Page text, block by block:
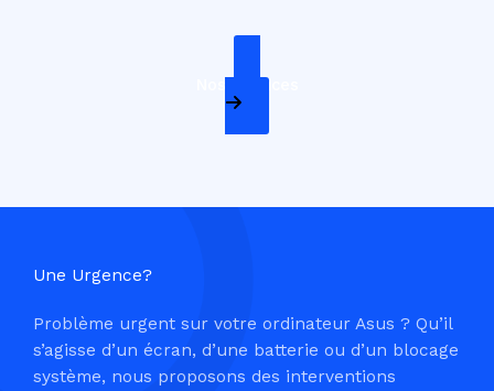
Nos Services
Une Urgence?
Problème urgent sur votre ordinateur Asus ? Qu’il
s’agisse d’un écran, d’une batterie ou d’un blocage
système, nous proposons des interventions